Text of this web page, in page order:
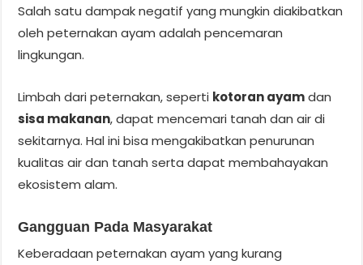
Salah satu dampak negatif yang mungkin diakibatkan
oleh peternakan ayam adalah pencemaran
lingkungan.
Limbah dari peternakan, seperti kotoran ayamdan
sisa makanan, dapat mencemari tanah dan air di
sekitarnya. Hal ini bisa mengakibatkan penurunan
kualitas air dan tanah serta dapat membahayakan
ekosistem alam.
Gangguan Pada Masyarakat
Keberadaan peternakan ayam yang kurang